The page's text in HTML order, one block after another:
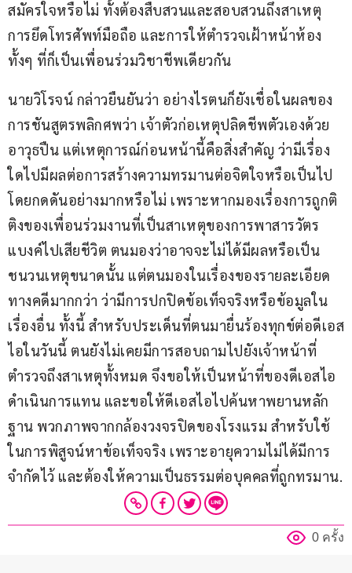
สมัครใจหรือไม่ ทั้งต้องสืบสวนและสอบสวนถึงสาเหตุ
การยึดโทรศัพท์มือถือ และการให้ตำรวจเฝ้าหน้าห้อง
ทั้งๆ ที่ก็เป็นเพื่อนร่วมวิชาชีพเดียวกัน
นายวิโรจน์ กล่าวยืนยันว่า อย่างไรตนก็ยังเชื่อในผลของ
การชันสูตรพลิกศพว่า เจ้าตัวก่อเหตุปลิดชีพตัวเองด้วย
อาวุธปืน แต่เหตุการณ์ก่อนหน้านี้คือสิ่งสำคัญ ว่ามีเรื่อง
ใดไปมีผลต่อการสร้างความทรมานต่อจิตใจหรือเป็นไป
โดยกดดันอย่างมากหรือไม่ เพราะหากมองเรื่องการถูกติ
ติงของเพื่อนร่วมงานที่เป็นสาเหตุของการพาสารวัตร
แบงค์ไปเสียชีวิต ตนมองว่าอาจจะไม่ได้มีผลหรือเป็น
ชนวนเหตุขนาดนั้น แต่ตนมองในเรื่องของรายละเอียด
ทางคดีมากกว่า ว่ามีการปกปิดข้อเท็จจริงหรือข้อมูลใน
เรื่องอื่น ทั้งนี้ สำหรับประเด็นที่ตนมายื่นร้องทุกข์ต่อดีเอส
ไอในวันนี้ ตนยังไม่เคยมีการสอบถามไปยังเจ้าหน้าที่
ตำรวจถึงสาเหตุทั้งหมด จึงขอให้เป็นหน้าที่ของดีเอสไอ
ดำเนินการแทน และขอให้ดีเอสไอไปค้นหาพยานหลัก
ฐาน พวกภาพจากกล้องวงจรปิดของโรงแรม สำหรับใช้
ในการพิสูจน์หาข้อเท็จจริง เพราะอายุความไม่ได้มีการ
จำกัดไว้ และต้องให้ความเป็นธรรมต่อบุคคลที่ถูกทรมาน.
0 ครั้ง